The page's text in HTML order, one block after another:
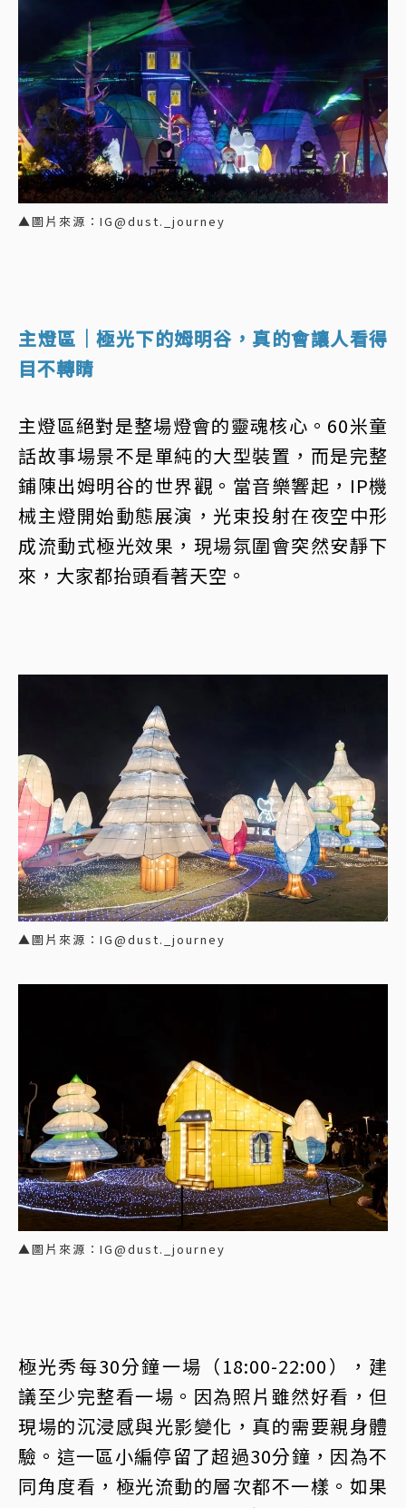
▲圖片來源：IG@dust._journey
主燈區｜極光下的姆明谷，真的會讓人看得
目不轉睛
主燈區絕對是整場燈會的靈魂核心。60米童
話故事場景不是單純的大型裝置，而是完整
鋪陳出姆明谷的世界觀。當音樂響起，IP機
械主燈開始動態展演，光束投射在夜空中形
成流動式極光效果，現場氛圍會突然安靜下
來，大家都抬頭看著天空。
▲圖片來源：IG@dust._journey
▲圖片來源：IG@dust._journey
極光秀每30分鐘一場（18:00-22:00），建
議至少完整看一場。因為照片雖然好看，但
現場的沉浸感與光影變化，真的需要親身體
驗。這一區小編停留了超過30分鐘，因為不
同角度看，極光流動的層次都不一樣。如果